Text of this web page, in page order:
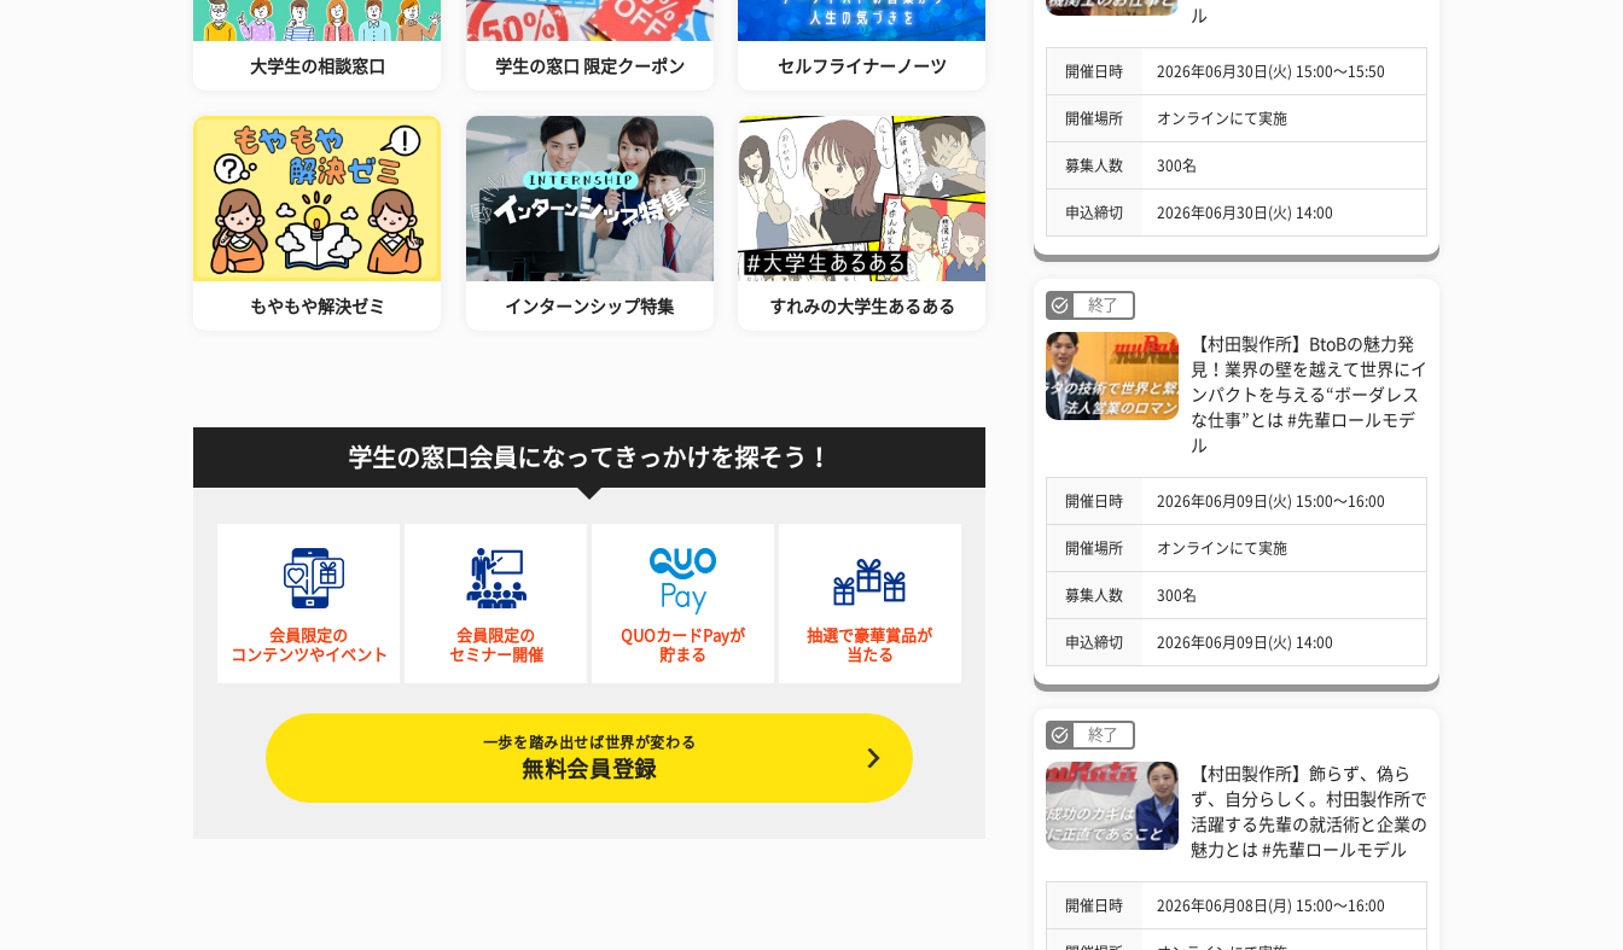
大学生の相談窓口 学生の窓口 限定クーポン セルフライナーノーツ
もやもや解決ゼミ インターンシップ特集 すれみの大学生あるある
学生の窓口会員になってきっかけを探そう！
会員限定の
コンテンツやイベント
会員限定の
セミナー開催
QUOカードPayが
貯まる
抽選で豪華賞品が
当たる
一歩を踏み出せば世界が変わる
無料会員登録
ル
開催日時 2026年06月30日(火) 15:00〜15:50
開催場所 オンラインにて実施
募集人数 300名
申込締切 2026年06月30日(火) 14:00
終了
【村田製作所】BtoBの魅力発
見！業界の壁を越えて世界にイ
ンパクトを与える“ボーダレス
な仕事”とは #先輩ロールモデ
ル
開催日時 2026年06月09日(火) 15:00〜16:00
開催場所 オンラインにて実施
募集人数 300名
申込締切 2026年06月09日(火) 14:00
終了
【村田製作所】飾らず、偽ら
ず、自分らしく。村田製作所で
活躍する先輩の就活術と企業の
魅力とは #先輩ロールモデル
開催日時 2026年06月08日(月) 15:00〜16:00